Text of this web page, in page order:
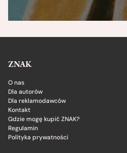
ZNAK
O nas
Dla autorów
Dla reklamodawców
Kontakt
Gdzie mogę kupić ZNAK?
Regulamin
Polityka prywatności